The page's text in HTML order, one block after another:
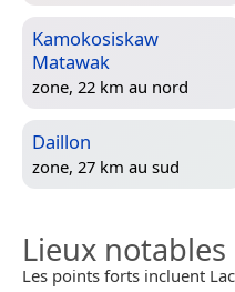
Kamokosiskaw
Matawak
zone, 22 km au nord
Daillon
zone, 27 km au sud
Lieux
Les points forts incluent